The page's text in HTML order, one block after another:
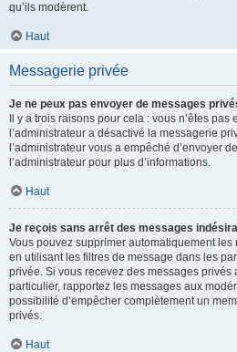
qu’ils modèrent.
Haut
Messagerie privée
Je ne peux pas envoyer de messages
Il y a trois raisons pour cela : vous n’êtes
l’administrateur a désactivé la messagerie
l’administrateur vous a empêché d’envoyer
l’administrateur pour plus d’informations.
Haut
Je reçois sans arrêt des messages
Vous pouvez supprimer automatiquement les
en utilisant les filtres de message dans les
privée. Si vous recevez des messages privés
particulier, rapportez les messages aux
possibilité d’empêcher complètement un
privés.
Haut